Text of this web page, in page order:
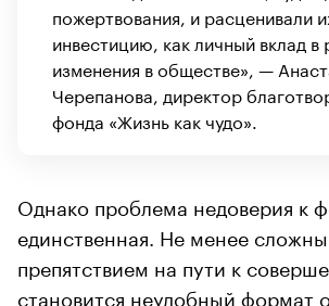
пожертвования, и расценивали
инвестицию, как личный вклад в
изменения в обществе», —
Черепанова, директор
фонда «Жизнь как чудо».
Однако проблема недоверия к
единственная. Не менее
препятствием на пути к
становится неудобный формат